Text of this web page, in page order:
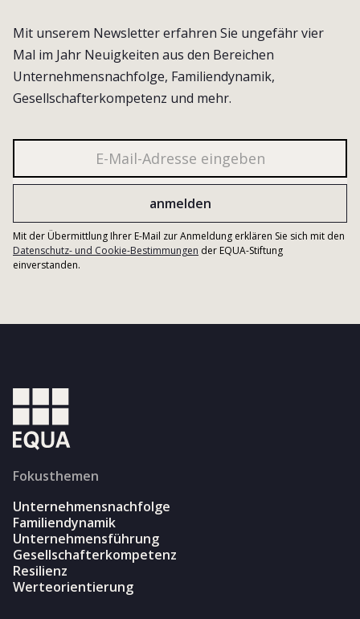
Mit unserem Newsletter erfahren Sie ungefähr vier
Mal im Jahr Neuigkeiten aus den Bereichen
Unternehmensnachfolge, Familiendynamik,
Gesellschafterkompetenz und mehr.
Mit der Übermittlung Ihrer E-Mail zur Anmeldung erklären Sie sich mit den
Datenschutz- und Cookie-Bestimmungen der EQUA-Stiftung
einverstanden.
Fokusthemen
Unternehmensnachfolge
Familiendynamik
Unternehmensführung
Gesellschafterkompetenz
Resilienz
Werteorientierung